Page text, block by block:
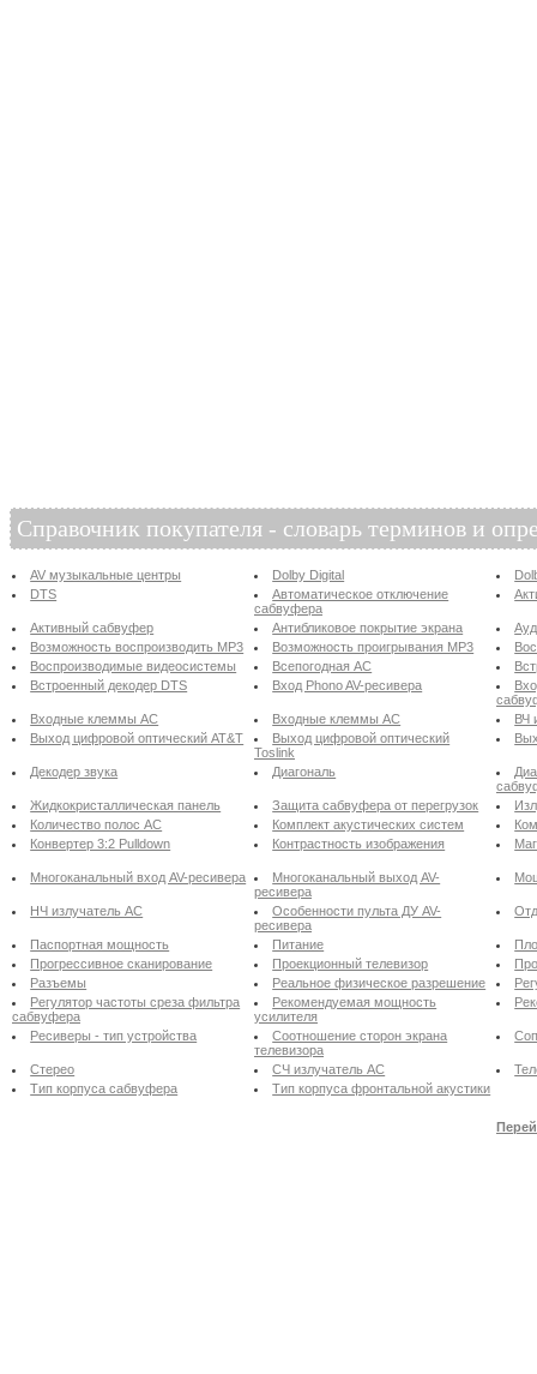
Справочник покупателя - словарь терминов и
AV музыкальные центры Dolby Digital
DTS
Автоматическое отключение
сабвуфера
Активный сабвуфер Антибликовое покрытие экрана
Возможность воспроизводить MP3
Возможность проигрывания MP3
Воспроизводимые видеосистемы
Всепогодная АС
Встроенный декодер DTS
Вход Phono AV-ресивера
Входные клеммы АС
Входные клеммы АС
ВЧ
Выход цифровой оптический AT&T
Выход цифровой оптический
Toslink
Декодер звука Диагональ
Жидкокристаллическая панель
Защита сабвуфера от перегрузок
Количество полос АС
Комплект акустических систем
Конвертер 3:2 Pulldown
Контрастность изображения
Многоканальный вход AV-ресивера
Многоканальный выход AV-
ресивера
НЧ излучатель АС
Особенности пульта ДУ AV-
ресивера
Паспортная мощность Питание
Прогрессивное сканирование
Проекционный телевизор
Разъемы
Реальное физическое разрешение
Регулятор частоты среза фильтра
сабвуфера
Рекомендуемая мощность
усилителя
Ресиверы - тип устройства
Соотношение сторон экрана
телевизора
Стерео СЧ излучатель АС
Тип корпуса сабвуфера
Тип корпуса фронтальной акустики